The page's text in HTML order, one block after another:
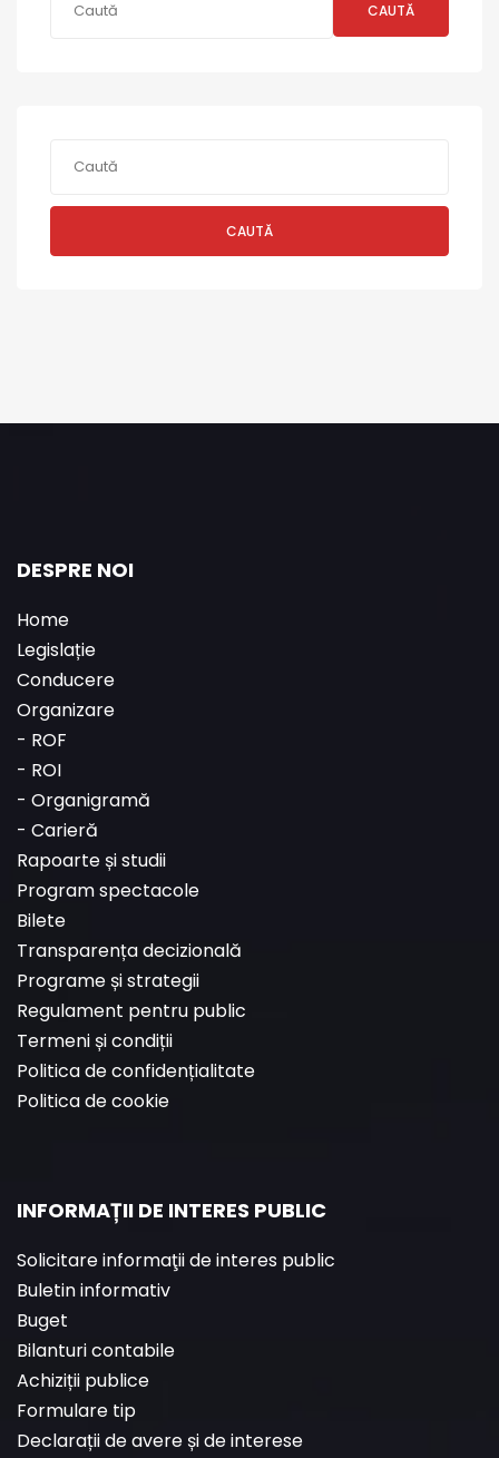
CAUTĂ
CAUTĂ
DESPRE NOI
Home
Legislație
Conducere
Organizare
- ROF
- ROI
- Organigramă
- Carieră
Rapoarte și studii
Program spectacole
Bilete
Transparența decizională
Programe și strategii
Regulament pentru public
Termeni și condiții
Politica de confidențialitate
Politica de cookie
INFORMAȚII DE INTERES PUBLIC
Solicitare informaţii de interes public
Buletin informativ
Buget
Bilanturi contabile
Achiziții publice
Formulare tip
Declarații de avere și de interese